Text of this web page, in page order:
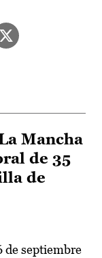
Mancha
de 35
de
de septiembre